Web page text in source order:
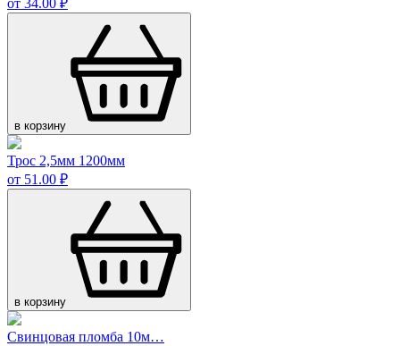
от 34.00 ₽
в корзину
Трос 2,5мм 1200мм
от 51.00 ₽
в корзину
Свинцовая пломба 10м…